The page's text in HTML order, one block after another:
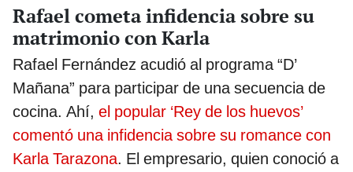
Rafael cometa infidencia sobre su
matrimonio con Karla
Rafael Fernández acudió al programa “D’
Mañana” para participar de una secuencia de
cocina. Ahí, el popular ‘Rey de los huevos’
comentó una infidencia sobre su romance con
Karla Tarazona. El empresario, quien conoció a